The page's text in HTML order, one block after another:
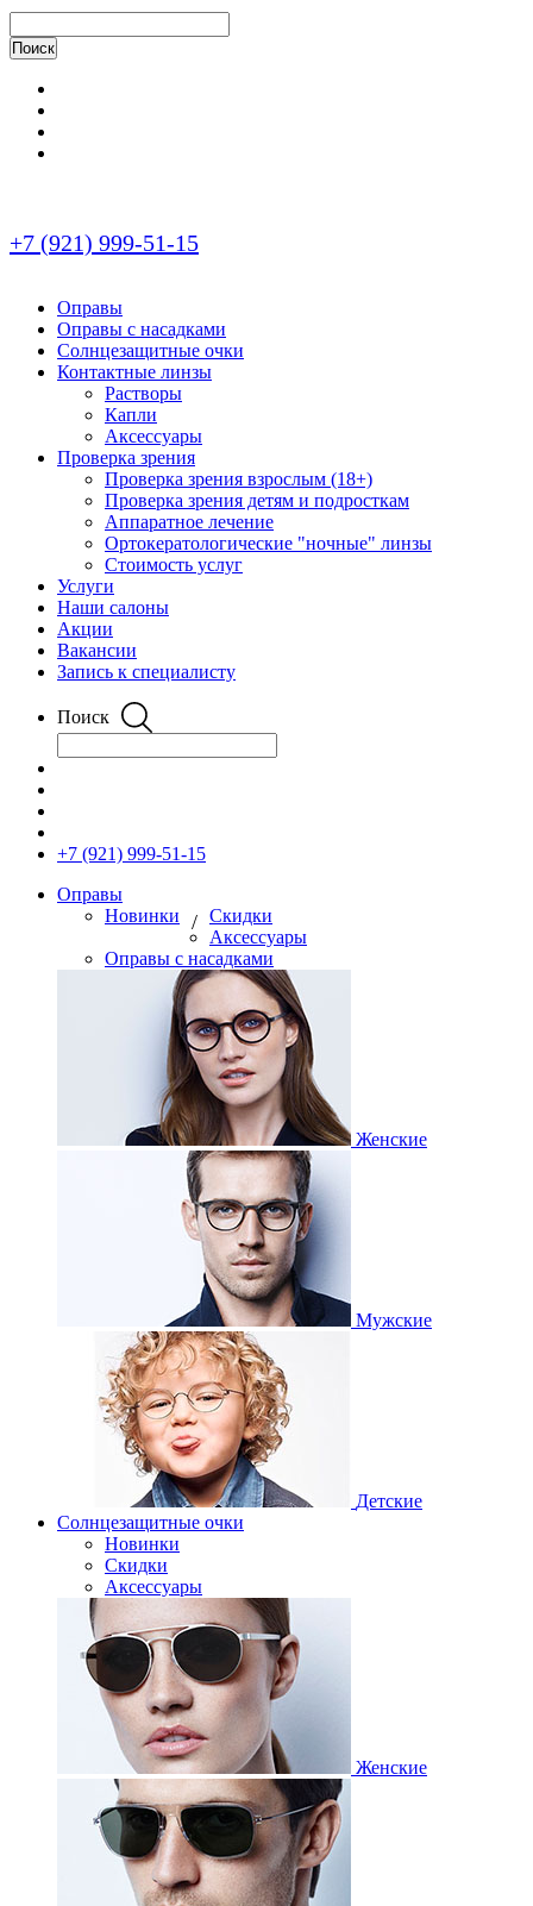
+7 (921) 999-51-15
Оправы
Оправы с насадками
Солнцезащитные очки
Контактные линзы
Растворы
Капли
Аксессуары
Проверка зрения
Проверка зрения взрослым (18+)
Проверка зрения детям и подросткам
Аппаратное лечение
Ортокератологические "ночные" линзы
Стоимость услуг
Услуги
Наши салоны
Акции
Вакансии
Запись к специалисту
Поиск
+7 (921) 999-51-15
Оправы
Новинки
/ Скидки
Аксессуары
Оправы с насадками
Женские
Мужские
Детские
Солнцезащитные очки
Новинки
Скидки
Аксессуары
Женские